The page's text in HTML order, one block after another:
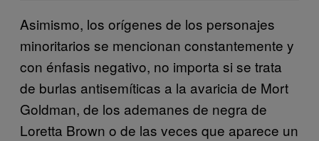
Asimismo, los orígenes de los personajes
minoritarios se mencionan constantemente y
con énfasis negativo, no importa si se trata
de burlas antisemíticas a la avaricia de Mort
Goldman, de los ademanes de negra de
Loretta Brown o de las veces que aparece un